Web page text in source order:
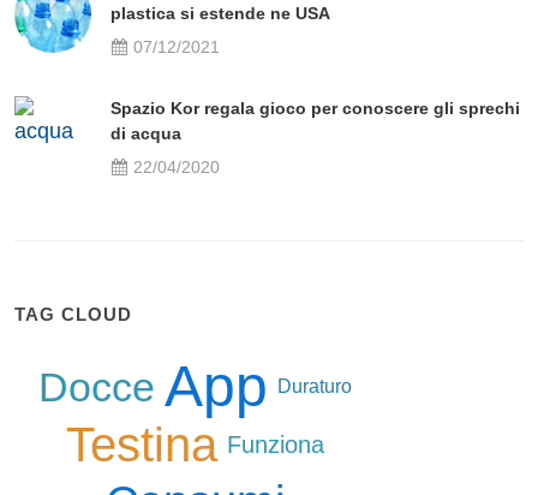
plastica si estende ne USA
07/12/2021
Spazio Kor regala gioco per conoscere gli sprechi
di acqua
22/04/2020
TAG CLOUD
Docce App Duraturo
Testina Funziona